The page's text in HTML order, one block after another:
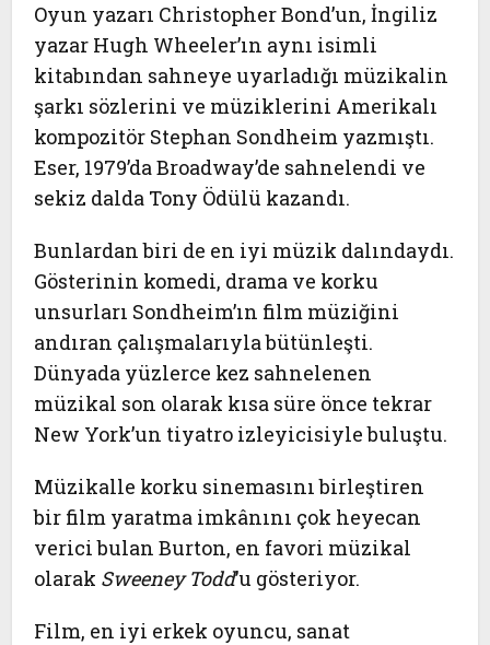
Oyun yazarı Christopher Bond’un, İngiliz
yazar Hugh Wheeler’ın aynı isimli
kitabından sahneye uyarladığı müzikalin
şarkı sözlerini ve müziklerini Amerikalı
kompozitör Stephan Sondheim yazmıştı.
Eser, 1979’da Broadway’de sahnelendi ve
sekiz dalda Tony Ödülü kazandı.
Bunlardan biri de en iyi müzik dalındaydı.
Gösterinin komedi, drama ve korku
unsurları Sondheim’ın film müziğini
andıran çalışmalarıyla bütünleşti.
Dünyada yüzlerce kez sahnelenen
müzikal son olarak kısa süre önce tekrar
New York’un tiyatro izleyicisiyle buluştu.
Müzikalle korku sinemasını birleştiren
bir film yaratma imkânını çok heyecan
verici bulan Burton, en favori müzikal
olarak Sweeney Todd’u gösteriyor.
Film, en iyi erkek oyuncu, sanat